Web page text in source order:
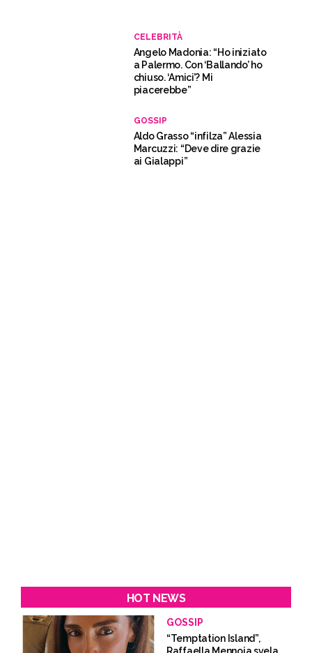
CELEBRITÀ
Angelo Madonia: “Ho iniziato
a Palermo. Con ‘Ballando’ ho
chiuso. ‘Amici’? Mi
piacerebbe”
GOSSIP
Aldo Grasso “infilza” Alessia
Marcuzzi: “Deve dire grazie
ai Gialappi”
HOT NEWS
GOSSIP
“Temptation Island”,
Raffaella Mennoia svela